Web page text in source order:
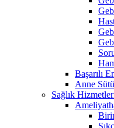
Başarılı
Anne
Sağlık